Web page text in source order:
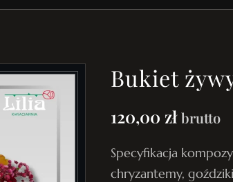
Bukiet
120,00 zł brutto
Specyfikacja
chryzantemy,